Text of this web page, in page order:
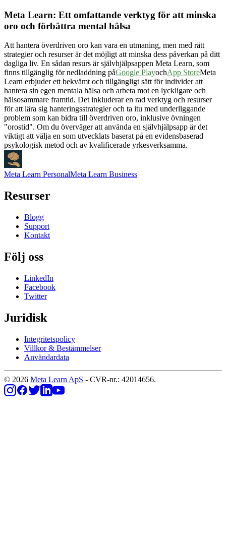
Meta Learn: Ett omfattande verktyg för att minska
oro och förbättra mental hälsa
Att hantera överdriven oro kan vara en utmaning, men med rätt
strategier och resurser är det möjligt att minska dess påverkan på ditt
dagliga liv. En sådan resurs är självhjälpsappen Meta Learn, som
finns tillgänglig för nedladdning påGoogle PlayochApp StoreMeta
Learn erbjuder ett bekvämt och tillgängligt sätt för individer att
hantera sin egen mentala hälsa och arbeta mot en lyckligare och
hälsosammare framtid. Det inkluderar en rad verktyg och resurser
för att lära sig hanteringsstrategier och ta itu med underliggande
problem som kan bidra till överdriven oro, inklusive övningen
"orostid". Om du överväger att använda en självhjälpsapp är det
viktigt att välja en som utvecklats baserat på en evidensbaserad
psykologisk metod och av kvalificerade yrkesverksamma.
Meta Learn PersonalMeta Learn Business
Resurser
Blogg
Support
Kontakt
Följ oss
LinkedIn
Facebook
Twitter
Juridisk
Integritetspolicy
Villkor & Bestämmelser
Användardata
© 2026 Meta Learn ApS - CVR-nr.: 42014656.